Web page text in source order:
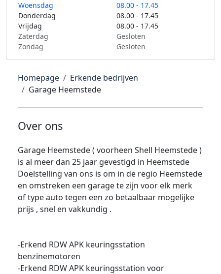
Woensdag
08.00 - 17.45
Donderdag
08.00 - 17.45
Vrijdag
08.00 - 17.45
Zaterdag
Gesloten
Zondag
Gesloten
Homepage
Erkende bedrijven
Garage Heemstede
Over ons
Garage Heemstede ( voorheen Shell Heemstede )
is al meer dan 25 jaar gevestigd in Heemstede
Doelstelling van ons is om in de regio Heemstede
en omstreken een garage te zijn voor elk merk
of type auto tegen een zo betaalbaar mogelijke
prijs , snel en vakkundig .
-Erkend RDW APK keuringsstation
benzinemotoren
-Erkend RDW APK keuringsstation voor